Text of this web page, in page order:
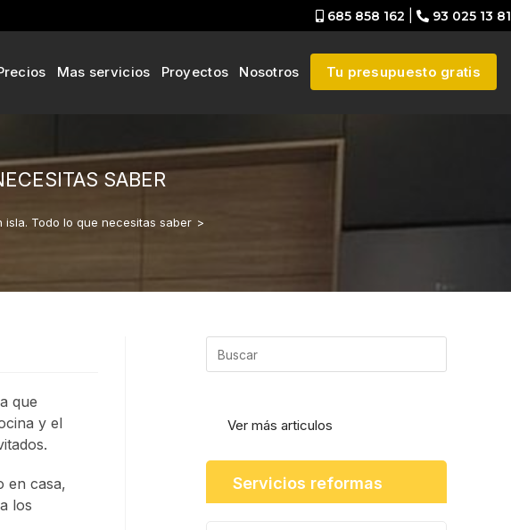
685 858 162 93 025 13 81
Mas servicios Proyectos Nosotros Tu presupuesto gratis
SABER
isla. Todo lo que necesitas saber >
que
y el
en casa,
los
Ver más articulos
Servicios reformas